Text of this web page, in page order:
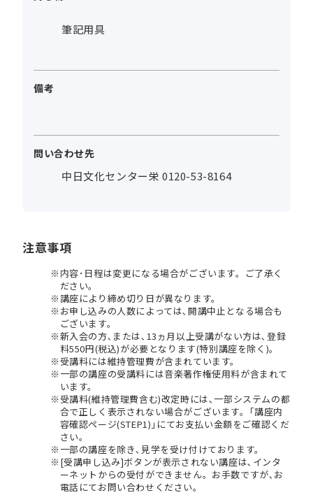
筆記用具
備考
問い合わせ先
中日文化センター栄 0120-53-8164
注意事項
内容･日程は変更になる場合がございます。ご了承く
ださい。
講座により締め切り日が異なります。
お申し込みの人数によっては､開講中止となる場合も
ございます。
新入会の方､または､13ヵ月以上受講がない方は､登録
料550円(税込)が必要となります(特別講座を除く)。
受講料には維持管理費が含まれています。
一部の講座の受講料には音楽著作権使用料が含まれて
います。
受講料(維持管理費含む)改定時には､一部システムの都
合で正しく表示されない場合がございます。｢講座内
容確認ページ(STEP1)｣にてお支払い金額をご確認くだ
さい。
一部の講座を除き､見学を受け付けております。
[受講申し込み]ボタンが表示されない講座は､インタ
ーネットからの受付ができません。お手数ですが､お
電話にてお問い合わせください。